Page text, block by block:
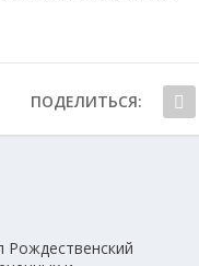
ПОДЕЛИТЬСЯ: